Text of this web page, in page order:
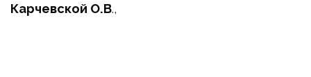
Карчевской О.В.,